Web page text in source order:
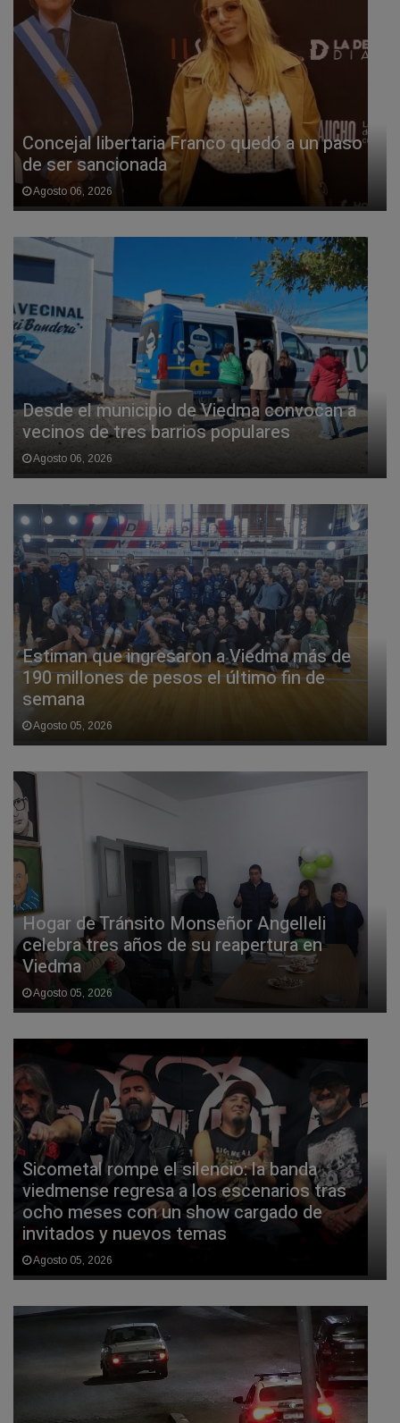
Concejal libertaria Franco quedó a un paso
de ser sancionada
Agosto 06, 2026
Desde el municipio de Viedma convocan a
vecinos de tres barrios populares
Agosto 06, 2026
Estiman que ingresaron a Viedma más de
190 millones de pesos el último fin de
semana
Agosto 05, 2026
Hogar de Tránsito Monseñor Angelleli
celebra tres años de su reapertura en
Viedma
Agosto 05, 2026
Sicometal rompe el silencio: la banda
viedmense regresa a los escenarios tras
ocho meses con un show cargado de
invitados y nuevos temas
Agosto 05, 2026